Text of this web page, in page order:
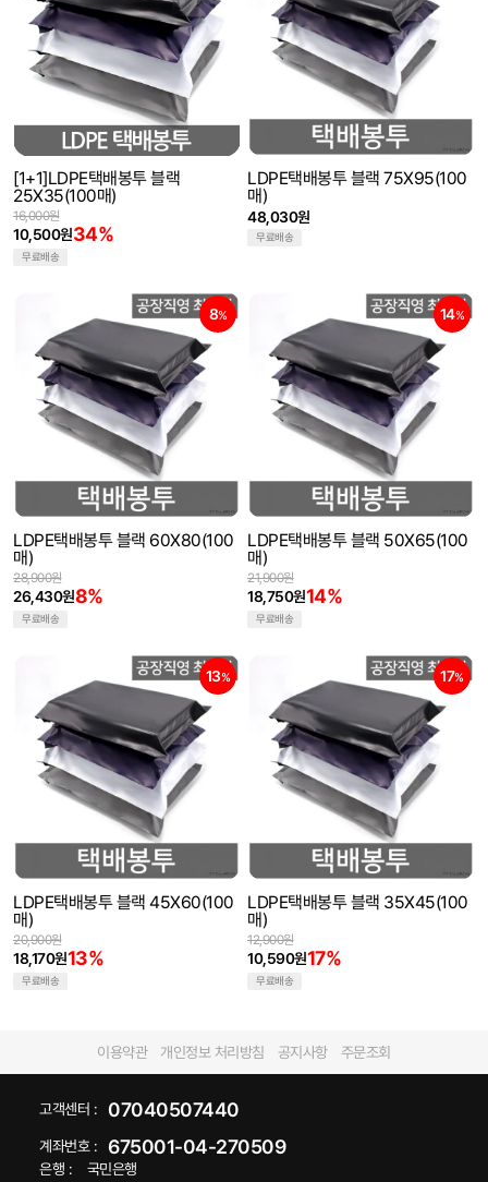
[1+1]LDPE택배봉투 블랙
25X35(100매)
10,500원34%
16,000원
무료배송
LDPE택배봉투 블랙 75X95(100
매)
48,030원
무료배송
8%
LDPE택배봉투 블랙 60X80(100
매)
26,430원8%
28,900원
무료배송
14%
LDPE택배봉투 블랙 50X65(100
매)
18,750원14%
21,900원
무료배송
13%
LDPE택배봉투 블랙 45X60(100
매)
18,170원13%
20,900원
무료배송
17%
LDPE택배봉투 블랙 35X45(100
매)
10,590원17%
12,900원
무료배송
이용약관 개인정보 처리방침 공지사항 주문조회
고객센터 : 07040507440
계좌번호 : 675001-04-270509
은행 :
국민은행